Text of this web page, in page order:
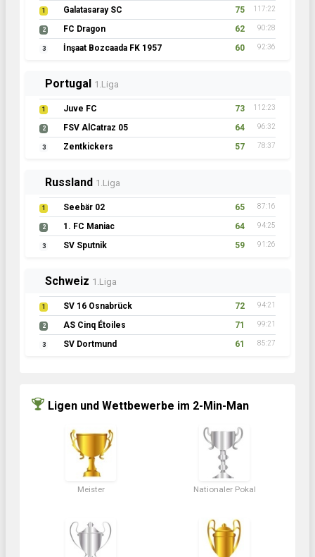
1 Galatasaray SC 75 117:22
2 FC Dragon 62 90:28
3 İnşaat Bozcaada FK 1957 60 92:36
Portugal 1.Liga
1 Juve FC 73 112:23
2 FSV AlCatraz 05 64 96:32
3 Zentkickers 57 78:37
Russland 1.Liga
1 Seebär 02 65 87:16
2 1. FC Maniac 64 94:25
3 SV Sputnik 59 91:26
Schweiz 1.Liga
1 SV 16 Osnabrück 72 94:21
2 AS Cinq Étoiles 71 99:21
3 SV Dortmund 61 85:27
Ligen und Wettbewerbe im 2-Min-Man
Meister Nationaler Pokal